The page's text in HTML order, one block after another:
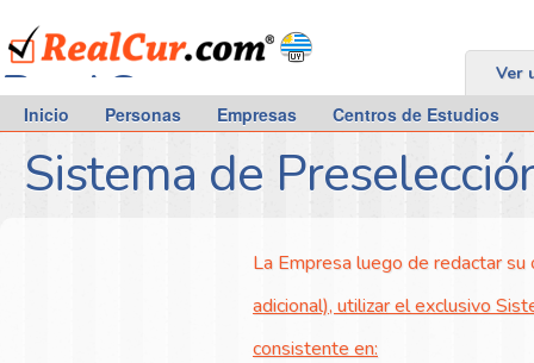
RealCur.com Ver
Inicio Personas Empresas Centros de Estudios
Sistema de
La Empresa luego de redactar
adicional), utilizar el exclusivo
consistente en: